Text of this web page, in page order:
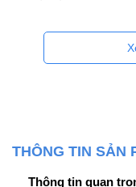
THÔNG TIN SẢN
Thông tin quan